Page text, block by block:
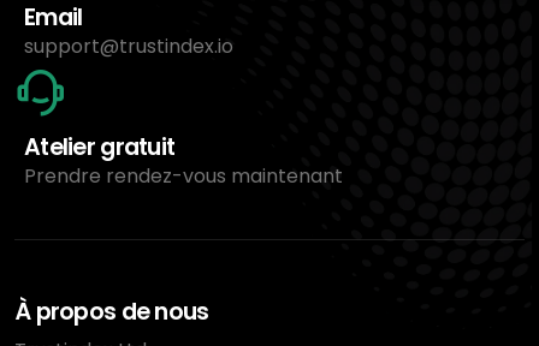
Email
support@trustindex.io
Atelier gratuit
Prendre rendez-vous maintenant
À propos de nous